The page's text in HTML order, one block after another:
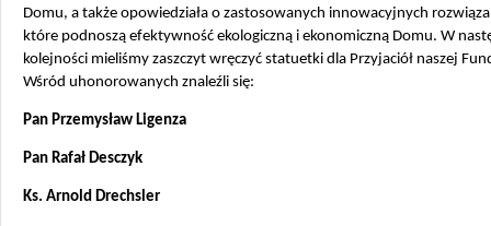
Domu, a także opowiedziała o zastosowanych innowacyjnych
które podnoszą efektywność ekologiczną i ekonomiczną Domu. W
kolejności mieliśmy zaszczyt wręczyć statuetki dla Przyjaciół naszej
Wśród uhonorowanych znaleźli się:
Pan Przemysław Ligenza
Pan Rafał Desczyk
Ks. Arnold Drechsler